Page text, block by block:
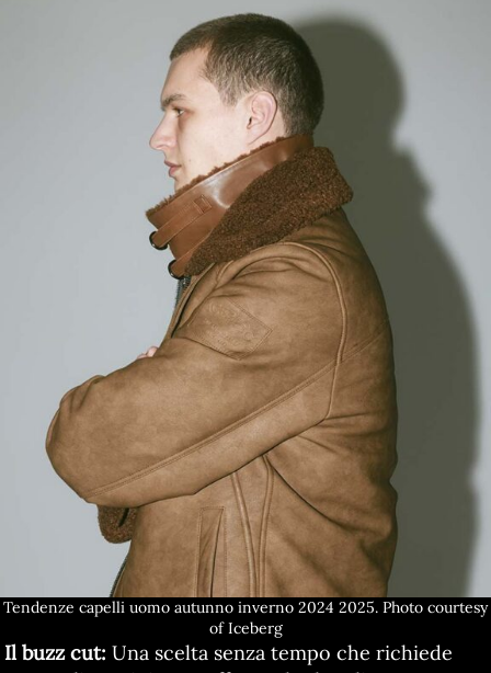
Tendenze capelli uomo autunno inverno 2024 2025. Photo courtesy
of Iceberg
Il buzz cut: Una scelta senza tempo che richiede